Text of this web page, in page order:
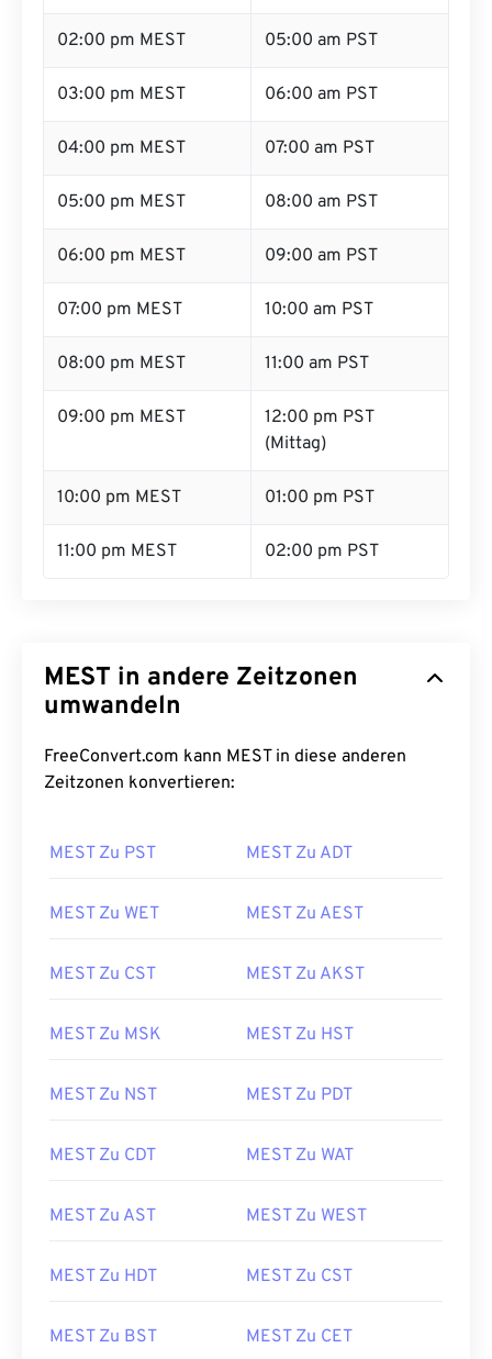
02:00 pm MEST 05:00 am PST
03:00 pm MEST 06:00 am PST
04:00 pm MEST 07:00 am PST
05:00 pm MEST 08:00 am PST
06:00 pm MEST 09:00 am PST
07:00 pm MEST 10:00 am PST
08:00 pm MEST 11:00 am PST
09:00 pm MEST
12:00 pm PST
(Mittag)
10:00 pm MEST 01:00 pm PST
11:00 pm MEST 02:00 pm PST
MEST in andere Zeitzonen
umwandeln
FreeConvert.com kann MEST in diese anderen
Zeitzonen konvertieren:
MEST Zu PST MEST Zu ADT
MEST Zu WET MEST Zu AEST
MEST Zu CST MEST Zu AKST
MEST Zu MSK MEST Zu HST
MEST Zu NST MEST Zu PDT
MEST Zu CDT MEST Zu WAT
MEST Zu AST MEST Zu WEST
MEST Zu HDT MEST Zu CST
MEST Zu BST MEST Zu CET